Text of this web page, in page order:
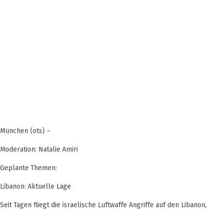
München (ots) –
Moderation: Natalie Amiri
Geplante Themen:
Libanon: Aktuelle Lage
Seit Tagen fliegt die israelische Luftwaffe Angriffe auf den Libanon,